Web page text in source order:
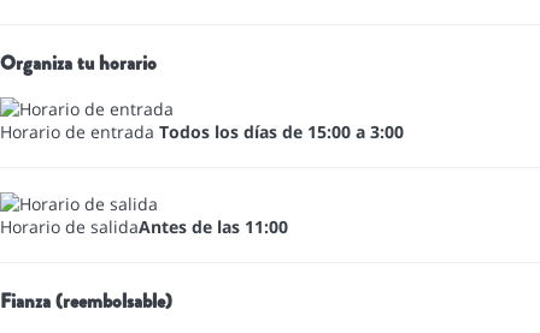
Organiza tu horario
Horario de entrada Todos los días de 15:00 a 3:00
Horario de salidaAntes de las 11:00
Fianza (reembolsable)